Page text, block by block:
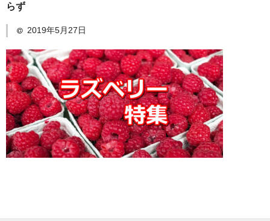
医療関係チャンネル
教育・セミナーチャンネル
文化・伝統チャンネル
らず
2019年5月27日